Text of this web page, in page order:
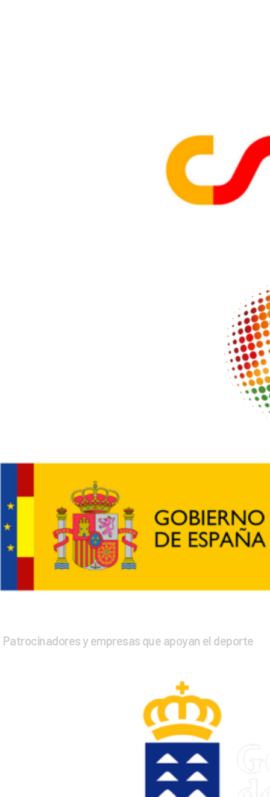
Patrocinadores y empresas que apoyan el deporte